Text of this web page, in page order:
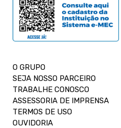
O GRUPO
SEJA NOSSO PARCEIRO
TRABALHE CONOSCO
ASSESSORIA DE IMPRENSA
TERMOS DE USO
OUVIDORIA